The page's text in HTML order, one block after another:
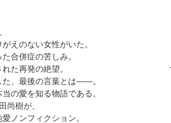
えのない女性がいた。
合併症の苦しみ。
た再発の絶望。
た、最後の言葉とは――。
の愛を知る物語である。
尚樹が、
ノンフィクション。